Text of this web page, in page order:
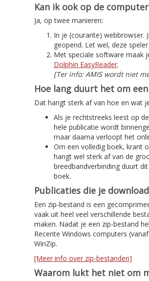
Kan ik ook op de
Ja, op twee manieren:
In je (courante) webbrowser.
geopend. Let wel, deze
Met speciale software maak
Dolphin EasyReader.
[Ter info: AMIS wordt niet
Hoe lang duurt het om
Dat hangt sterk af van hoe en wat
Als je rechtstreeks leest op
hele publicatie wordt
maar daarna verloopt het
Om een volledig boek, krant
hangt wel sterk af van de
breedbandverbinding duurt
boek.
Publicaties die je
Een zip-bestand is een
vaak uit heel veel verschillende
maken. Nadat je een zip-bestand
Recente Windows computers
WinZip.
[Meer info over zip-bestanden]
Waarom lukt het niet om